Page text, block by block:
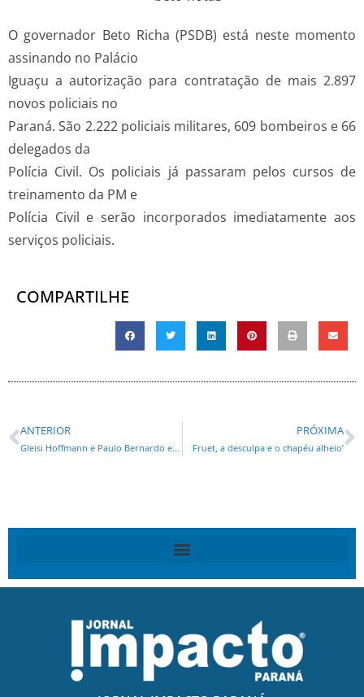
O governador Beto Richa (PSDB) está neste momento
assinando no Palácio
Iguaçu a autorização para contratação de mais 2.897
novos policiais no
Paraná. São 2.222 policiais militares, 609 bombeiros e 66
delegados da
Polícia Civil. Os policiais já passaram pelos cursos de
treinamento da PM e
Polícia Civil e serão incorporados imediatamente aos
serviços policiais.
COMPARTILHE
ANTERIOR
Gleisi Hoffmann e Paulo Bernardo encrencados em delação
PRÓXIMA
Fruet, a desculpa e o chapéu alheio’